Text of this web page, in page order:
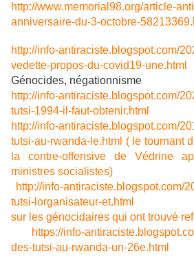
http://www.memorial98.org/article-
anniversaire-du-3-octobre-
http://info-antiraciste.blogspot.com/
vedette-propos-du-covid19-une.html
Génocides, négationnisme
http://info-antiraciste.blogspot.com/
tutsi-1994-il-faut-obtenir.html
http://info-antiraciste.blogspot.com/
tutsi-au-rwanda-le.html ( le tournant
la contre-offensive de Védrine
ministres socialistes)
http://info-antiraciste.blogspot.com/
tutsi-lorganisateur-et.html
sur les génocidaires qui ont trouvé
https://info-
des-tutsi-au-rwanda-un-26e.html